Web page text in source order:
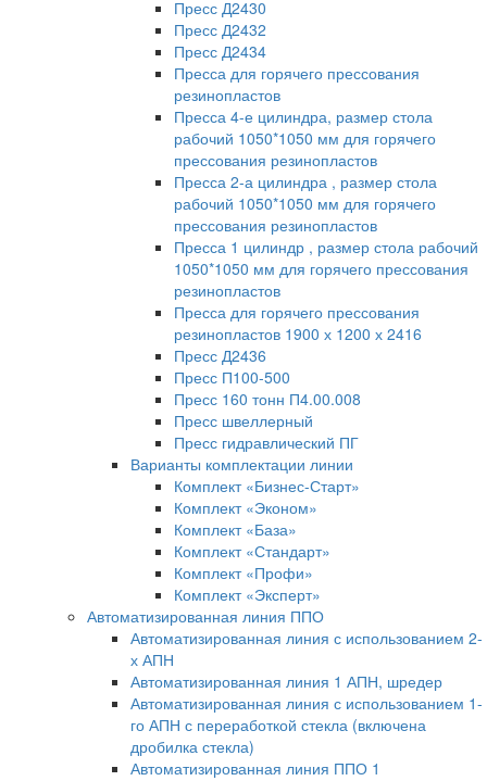
Пресс Д2430
Пресс Д2432
Пресс Д2434
Пресса для горячего прессования
резинопластов
Пресса 4-е цилиндра, размер стола
рабочий 1050*1050 мм для горячего
прессования резинопластов
Пресса 2-а цилиндра , размер стола
рабочий 1050*1050 мм для горячего
прессования резинопластов
Пресса 1 цилиндр , размер стола рабочий
1050*1050 мм для горячего прессования
резинопластов
Пресса для горячего прессования
резинопластов 1900 х 1200 х 2416
Пресс Д2436
Пресс П100-500
Пресс 160 тонн П4.00.008
Пресс швеллерный
Пресс гидравлический ПГ
Варианты комплектации линии
Комплект «Бизнес-Старт»
Комплект «Эконом»
Комплект «База»
Комплект «Стандарт»
Комплект «Профи»
Комплект «Эксперт»
Автоматизированная линия ППО
Автоматизированная линия с использованием 2-
х АПН
Автоматизированная линия 1 АПН, шредер
Автоматизированная линия с использованием 1-
го АПН с переработкой стекла (включена
дробилка стекла)
Автоматизированная линия ППО 1